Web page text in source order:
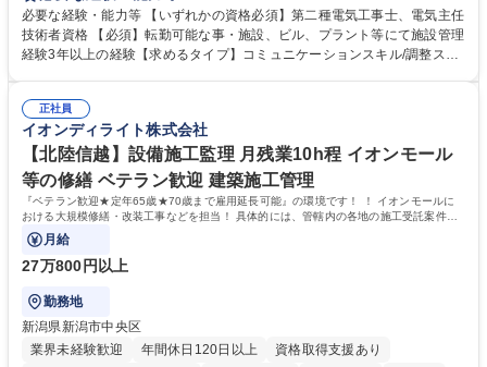
選択いただけます。 ・グローバル社員（海外・日本国内転勤有） ・ナシ
ョナル社員（日本国内転勤有）※備考欄により詳細な情報を記載 ＜具体的
な業務内容＞■建物設備機器の操作運転業務 ■設備の日常保守点検業務■設
陸信越/施設管理】イオングループ★月残業10hでWLB◎
必要な経験・能力等 【いずれかの資格必須】第二種電気工事士、電気主任
技術者資格 【必須】転勤可能な事・施設、ビル、プラント等にて施設管理
経験3年以上の経験【求めるタイプ】コミュニケーションスキル/調整スキ
ル、医療･福祉施設、学校施設などさまざまな施設へサービスを提供して
います。入社後は、経験に応じた研修プログラムと資格取得支援制度で、
さらなるスキルアップをサポートします。現場でのOJTと定期的なフォロ
ーで、施設管理のプロフェッショナルとして長期的に活躍いただけます。
学歴・資格 学歴：大学院 大学 高専 短大 専修学校 高校 語学力： 資格：第
三種電気主任技術者 第二種電気主任技術者
正社員
イオンディライト株式会社
【北陸信越】設備施工監理 月残業10h程 イオンモール
等の修繕 ベテラン歓迎 建築施工管理
『ベテラン歓迎★定年65歳★70歳まで雇用延長可能』の環境です！ ！ イオンモールに
おける大規模修繕・改装工事などを担当！ 具体的には、管轄内の各地の施工受託案件を
担当いただきゼネコン、
月給
27万800円以上
勤務地
新潟県新潟市中央区
業界未経験歓迎
年間休日120日以上
資格取得支援あり